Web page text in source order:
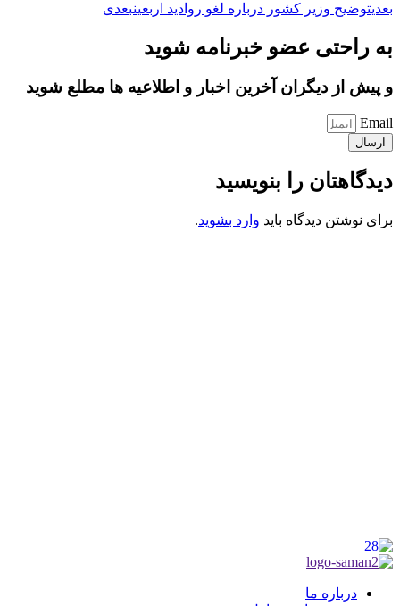
بعدیتوضیح وزیر کشور درباره لغو روادید اربعینبعدی
به راحتی عضو خبرنامه شوید
و پیش از دیگران آخرین اخبار و اطلاعیه ها مطلع شوید
Email
ارسال
دیدگاهتان را بنویسید
برای نوشتن دیدگاه باید وارد بشوید.
درباره ما